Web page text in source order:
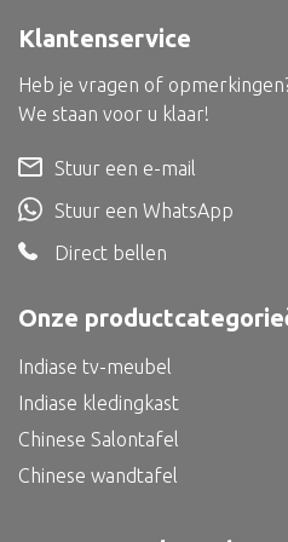
Bed
Alle oosterse meubels
Oosterse kast
Oosterse tafel
Oosterse lampen
Onze
Indiase tv-meubel
Indiase kledingkast
Chinese Salontafel
Chinese wandtafel
Klantenservice
Heb je vragen of
We staan voor u klaar!
Stuur een e-mail
Stuur een WhatsApp
Direct bellen